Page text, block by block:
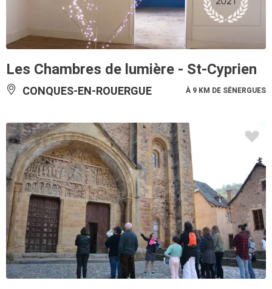
Les Chambres de lumière - St-Cyprien
CONQUES-EN-ROUERGUE À 9 KM DE SÉNERGUES